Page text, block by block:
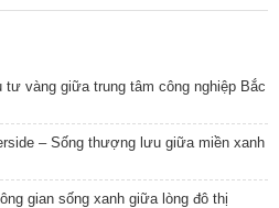
vàng giữa trung tâm công nghiệp Bắc
– Sống thượng lưu giữa miền xanh
gian sống xanh giữa lòng đô thị